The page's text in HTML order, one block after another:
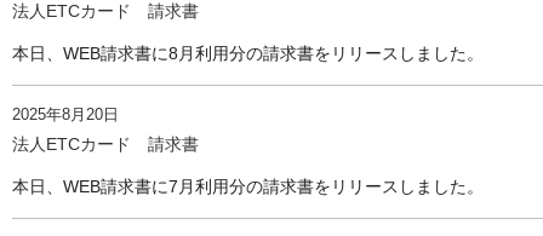
法人ETCカード 請求書
本日、WEB請求書に8月利用分の請求書をリリースしました。
2025年8月20日
法人ETCカード 請求書
本日、WEB請求書に7月利用分の請求書をリリースしました。